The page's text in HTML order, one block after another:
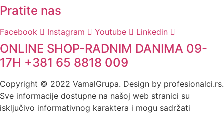
Pratite nas
Facebook Instagram Youtube Linkedin
ONLINE SHOP-RADNIM DANIMA 09-
17H +381 65 8818 009
Copyright © 2022 VamalGrupa. Design by profesionalci.rs.
Sve informacije dostupne na našoj web stranici su
isključivo informativnog karaktera i mogu sadržati